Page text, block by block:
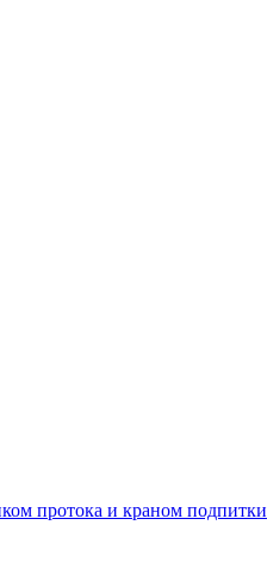
протока и краном подпитки